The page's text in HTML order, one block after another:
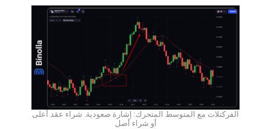
الفركتلات مع المتوسط المتحرك: إشارة صعودية. شراء عقد أعلى
أو شراء أصل